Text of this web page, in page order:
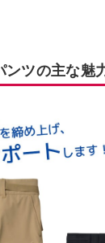
ンツの主な魅